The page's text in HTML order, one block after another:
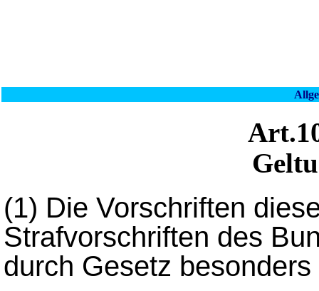
(1) Die Vorschriften
Strafvorschriften des
durch Gesetz